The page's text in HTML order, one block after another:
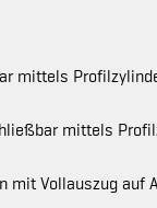
mittels
mittels
mit Vollauszug auf